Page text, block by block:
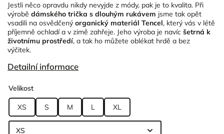
Jestli něco opravdu nikdy nevyjde z módy, pak je to kvalita. Při
výrobě dámského trička s dlouhým rukávem jsme tak opět
vsadili na osvědčený organický materiál Tencel, který vás v létě
příjemně ochladí a v zimě zahřeje. Jeho výroba je navíc šetrná k
životnímu prostředí, a tak ho můžete oblékat hrdě a bez
výčitek.
Detailní informace
Velikost
XS S M L XL